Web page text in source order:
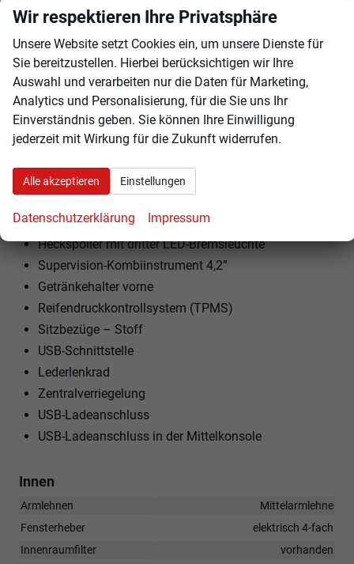
Lederummantelter Schalthebel (7DCT)
Parksensoren hinten
Servolenkung (MDPS)
Manueller Geschwindigkeitsbegrenzer (MSLA)
Automatisches Tagfahrlicht / Lichtsensor
Frontkollisionsvermeidungsassistent (FCA)
Spurhalteassistent (LKA) + Fernlichtassistent (HBA)
Spurfolgeassistent (LFA)
Tempolimitassistent
Heckspoiler mit dritter LED-Bremsleuchte
Supervision-Kombiinstrument 4,2”
Getränkehalter vorne
Reifendruckkontrollsystem (TPMS)
Sitzbezüge – Stoff
USB-Schnittstelle
Lederlenkrad
Zentralverriegelung
USB-Ladeanschluss
USB-Ladeanschluss in der Mittelkonsole
Innen
Armlehnen
Mittelarmlehne
Fensterheber
elektrisch 4-fach
Innenraumfilter
vorhanden
Wir respektieren Ihre Privatsphäre
Unsere Website setzt Cookies ein, um unsere Dienste für
Sie bereitzustellen. Hierbei berücksichtigen wir Ihre
Auswahl und verarbeiten nur die Daten für Marketing,
Analytics und Personalisierung, für die Sie uns Ihr
Einverständnis geben. Sie können Ihre Einwilligung
jederzeit mit Wirkung für die Zukunft widerrufen.
Alle akzeptieren Einstellungen
Datenschutzerklärung Impressum